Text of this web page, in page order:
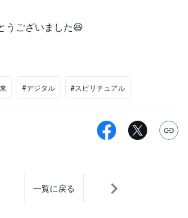
うございました😆
#デジタル #スピリチュアル
一覧に戻る